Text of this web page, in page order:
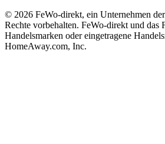
© 2026 FeWo-direkt, ein Unternehmen
Rechte vorbehalten. FeWo-direkt und das
Handelsmarken oder eingetragene
HomeAway.com, Inc.